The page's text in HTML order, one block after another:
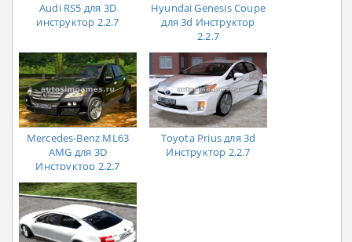
Audi RS5 для 3D
инструктор 2.2.7
Hyundai Genesis Coupe
для 3d Инструктор
2.2.7
Mercedes-Benz ML63
AMG для 3D
Инструктор 2.2.7
Toyota Prius для 3d
Инструктор 2.2.7